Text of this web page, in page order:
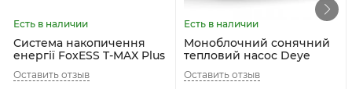
Система накопичення
енергії FoxESS T-MAX Plus
241 kWh (125 kW AC,
LiFePO4, C&I ESS)
Моноблочний сонячний
тепловий насос Deye
DAWG1-ACDC2-12R3EP (12
кВт, Hybrid ACDC, R290, 3